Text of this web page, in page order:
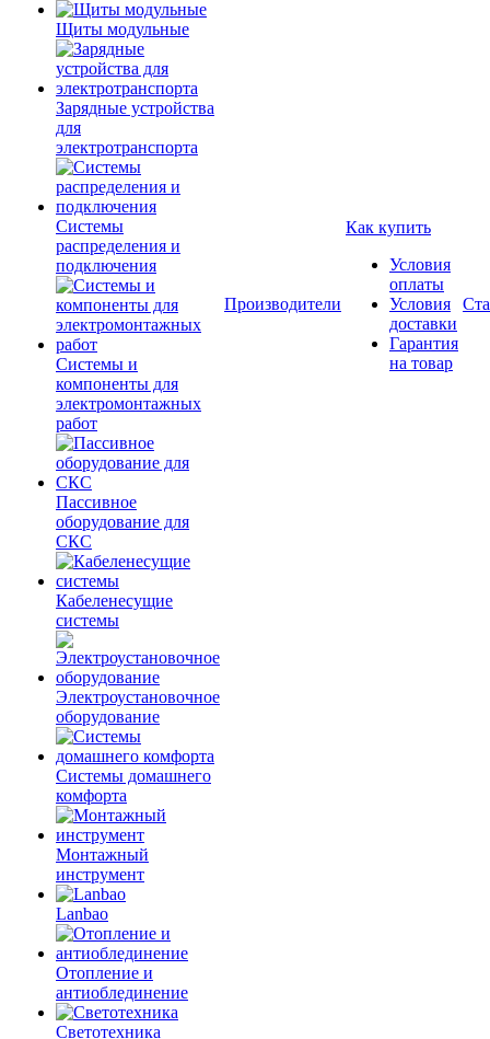
Щиты модульные
Зарядные устройства
для
электротранспорта
Системы
распределения и
подключения
Системы и
компоненты для
электромонтажных
работ
Пассивное
оборудование для
СКС
Кабеленесущие
системы
Электроустановочное
оборудование
Системы домашнего
комфорта
Монтажный
инструмент
Lanbao
Отопление и
антиоблединение
Светотехника
Производители
Как купить
Условия
оплаты
Условия
доставки
Гарантия
на товар